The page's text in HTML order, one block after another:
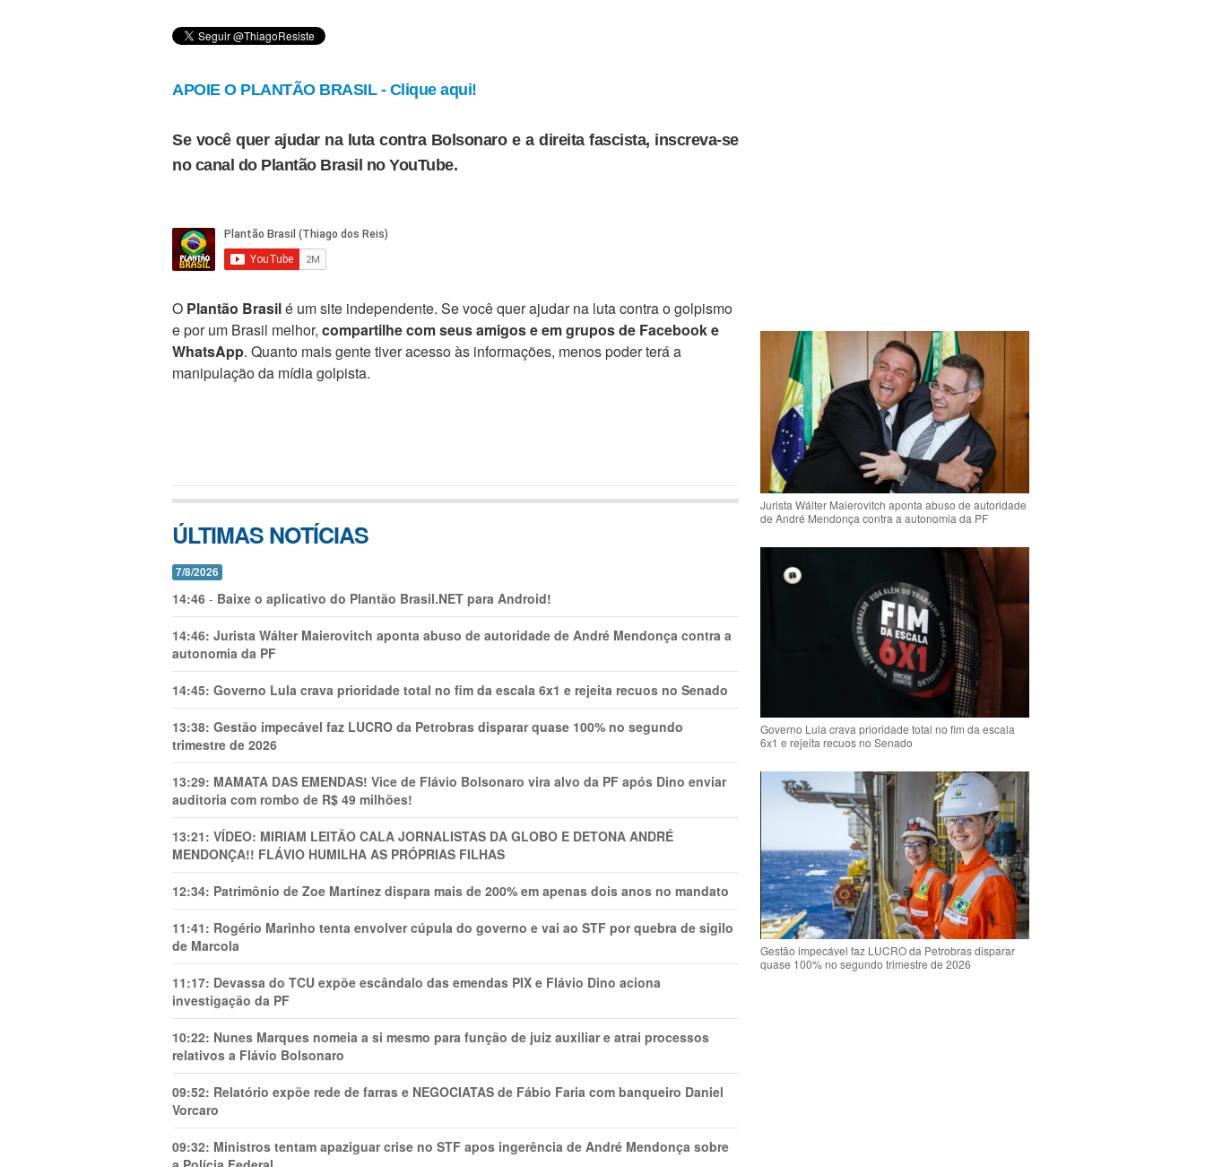
APOIE O PLANTÃO BRASIL - Clique aqui!
Se você quer ajudar na luta contra Bolsonaro e a direita fascista, inscreva-se
no canal do Plantão Brasil no YouTube.
O Plantão Brasilé um site independente. Se você quer ajudar na luta contra o golpismo
e por um Brasil melhor, compartilhe com seus amigos e em grupos de Facebook e
WhatsApp. Quanto mais gente tiver acesso às informações, menos poder terá a
manipulação da mídia golpista.
ÚLTIMAS NOTÍCIAS
7/8/2026
14:46 - Baixe o aplicativo do Plantão Brasil.NET para Android!
14:46: Jurista Wálter Maierovitch aponta abuso de autoridade de André Mendonça contra a
autonomia da PF
14:45: Governo Lula crava prioridade total no fim da escala 6x1 e rejeita recuos no Senado
13:38: Gestão impecável faz LUCRO da Petrobras disparar quase 100% no segundo
trimestre de 2026
13:29: MAMATA DAS EMENDAS! Vice de Flávio Bolsonaro vira alvo da PF após Dino enviar
auditoria com rombo de R$ 49 milhões!
13:21: VÍDEO: MIRIAM LEITÃO CALA JORNALISTAS DA GLOBO E DETONA ANDRÉ
MENDONÇA!! FLÁVIO HUMILHA AS PRÓPRIAS FILHAS
12:34: Patrimônio de Zoe Martínez dispara mais de 200% em apenas dois anos no mandato
11:41: Rogério Marinho tenta envolver cúpula do governo e vai ao STF por quebra de sigilo
de Marcola
11:17: Devassa do TCU expõe escândalo das emendas PIX e Flávio Dino aciona
investigação da PF
10:22: Nunes Marques nomeia a si mesmo para função de juiz auxiliar e atrai processos
relativos a Flávio Bolsonaro
09:52: Relatório expõe rede de farras e NEGOCIATAS de Fábio Faria com banqueiro Daniel
Vorcaro
09:32: Ministros tentam apaziguar crise no STF apos ingerência de André Mendonça sobre
Jurista Wálter Maierovitch aponta abuso de autoridade
de André Mendonça contra a autonomia da PF
Governo Lula crava prioridade total no fim da escala
6x1 e rejeita recuos no Senado
Gestão impecável faz LUCRO da Petrobras disparar
quase 100% no segundo trimestre de 2026